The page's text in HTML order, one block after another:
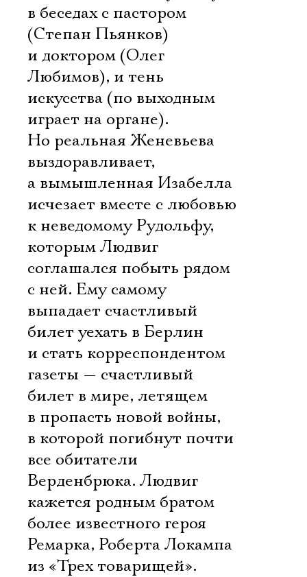
в беседах с пастором
(Степан Пьянков)
и доктором (Олег
Любимов), и тень
искусства (по выходным
играет на органе).
Но реальная Женевьева
выздоравливает,
а вымышленная Изабелла
исчезает вместе с любовью
к неведомому Рудольфу,
которым Людвиг
соглашался побыть рядом
с ней. Ему самому
выпадает счастливый
билет уехать в Берлин
и стать корреспондентом
газеты — счастливый
билет в мире, летящем
в пропасть новой войны,
в которой погибнут почти
все обитатели
Верденбрюка. Людвиг
кажется родным братом
более известного героя
Ремарка, Роберта Локампа
из «Трех товарищей».